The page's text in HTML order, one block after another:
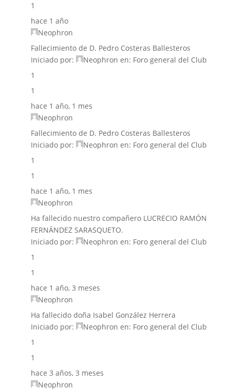
1
hace 1 año
Neophron
Fallecimiento de D. Pedro Costeras Ballesteros
Iniciado por:
Neophron en: Foro general del Club
1
1
hace 1 año, 1 mes
Neophron
Fallecimiento de D. Pedro Costeras Ballesteros
Iniciado por:
Neophron en: Foro general del Club
1
1
hace 1 año, 1 mes
Neophron
Ha fallecido nuestro compañero LUCRECIO RAMÓN
FERNÁNDEZ SARASQUETO.
Iniciado por:
Neophron en: Foro general del Club
1
1
hace 1 año, 3 meses
Neophron
Ha fallecido doña Isabel González Herrera
Iniciado por:
Neophron en: Foro general del Club
1
1
hace 3 años, 3 meses
Neophron